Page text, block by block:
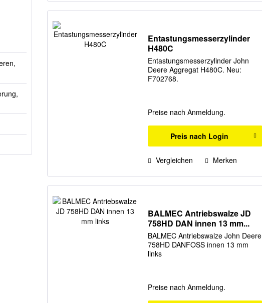
Entastungsmesserzylinder
H480C
Entastungsmesserzylinder John
Deere Aggregat H480C. Neu:
F702768.
Preise nach Anmeldung.
Preis nach Login
Vergleichen Merken
BALMEC Antriebswalze JD
758HD DAN innen 13 mm...
BALMEC Antriebswalze John Deere
758HD DANFOSS innen 13 mm
links
Preise nach Anmeldung.